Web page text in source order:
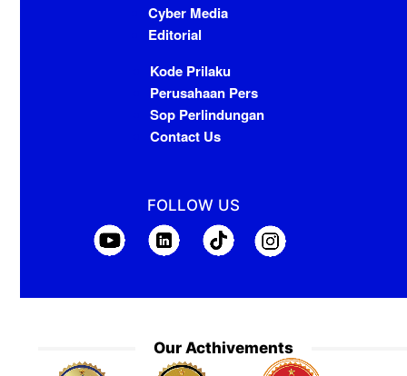
Cyber Media
Editorial
Kode Prilaku
Perusahaan Pers
Sop Perlindungan
Contact Us
FOLLOW US
Our Acthivements